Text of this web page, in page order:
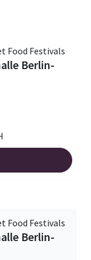
Food Festivals
Berlin-
Food Festivals
Berlin-